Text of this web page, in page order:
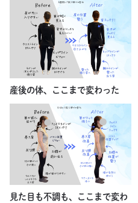
産後の体、ここまで変わった
見た目も不調も、ここまで変わ